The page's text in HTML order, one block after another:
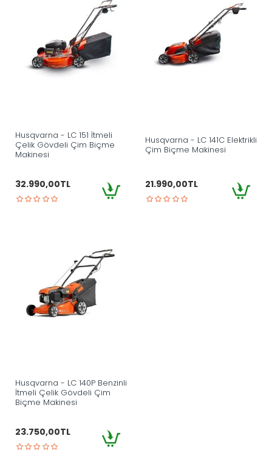
Husqvarna - LC 151 İtmeli
Çelik Gövdeli Çim Biçme
Makinesi
32.990,00TL
Husqvarna - LC 141C Elektrikli
Çim Biçme Makinesi
21.990,00TL
Husqvarna - LC 140P Benzinli
İtmeli Çelik Gövdeli Çim
Biçme Makinesi
23.750,00TL